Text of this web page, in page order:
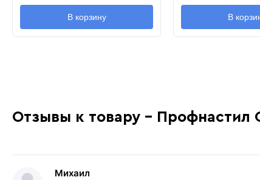
В корзину В
Отзывы к товару - Профнастил
Михаил